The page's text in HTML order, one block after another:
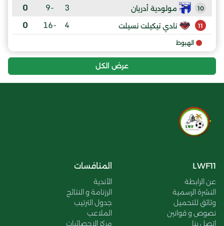
10 مولودية أدريان 3
-9
0
11 نادي تيكيلت نسيلت 4
-16
0
الهبوط
عرض الكل
LWF11
عن الرابطة
النشرة الرسمية
وثائق للتحميل
نصوص و قوانين
اتصل بنا
المنافسات
الأندية
الرزنامة و النتائج
جدول الترتيب
الملاعب
مركز الإحصائيات